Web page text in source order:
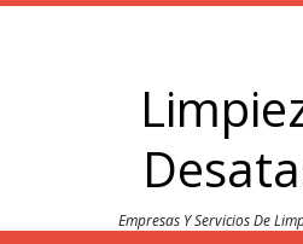
Empresas Y Servicios De